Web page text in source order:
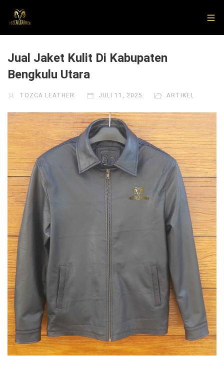
Jual Jaket Kulit Di Kabupaten
Bengkulu Utara
TOZCA LEATHER JULI 11, 2025 ARTIKEL